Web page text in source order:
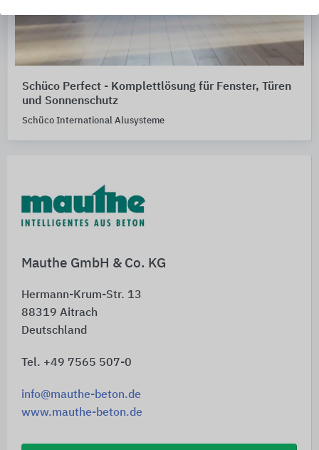
Mauthe GmbH & Co. KG
Hermann-Krum-Str. 13
88319 Aitrach
Deutschland
Tel. +49 7565 507-0
info@mauthe-beton.de
www.mauthe-beton.de
Schüco Perfect - ​​Komplettlösung für Fenster, Türen
und Sonnenschutz
Schüco International Alusysteme